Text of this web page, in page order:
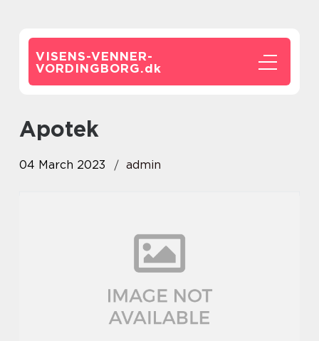
VISENS-VENNER-
VORDINGBORG.dk
apotek
04 March 2023 admin